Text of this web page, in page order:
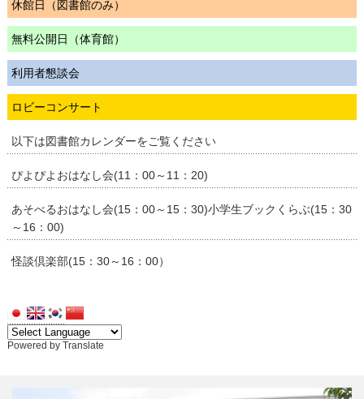
休館日（図書館のみ）
無料公開日（体育館）
利用者懇談会
ロビーコンサート
以下は図書館カレンダーをご覧ください
ぴよぴよおはなし会(11：00～11：20)
あそべるおはなし会(15：00～15：30)小学生ブックくらぶ(15：30
～16：00)
怪談倶楽部(15：30～16：00）
Powered by Translate